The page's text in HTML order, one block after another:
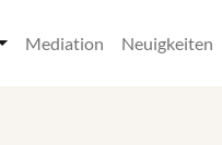
Mediation Neuigkeiten